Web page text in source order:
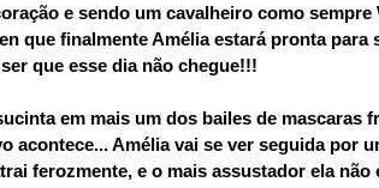
e sendo um cavalheiro como sempre
que finalmente Amélia estará pronta para
que esse dia não chegue!!!
em mais um dos bailes de mascaras
acontece... Amélia vai se ver seguida por
ferozmente, e o mais assustador ela não